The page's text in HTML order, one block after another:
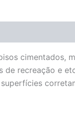
cimentados,
de recreação e